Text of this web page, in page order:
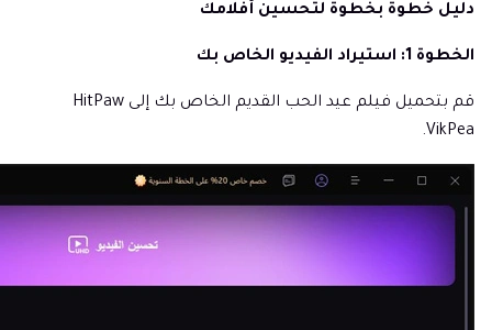
دليل خطوة بخطوة لتحسين أفلامك
الخطوة 1: استيراد الفيديو الخاص بك
قم بتحميل فيلم عيد الحب القديم الخاص بك إلى HitPaw
VikPea.